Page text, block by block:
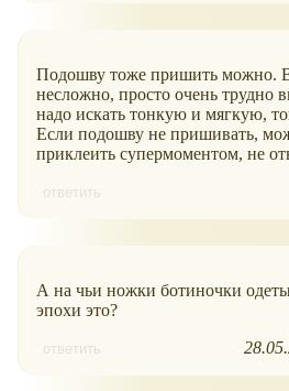
Подошву тоже пришить можно.
несложно, просто очень трудно
надо искать тонкую и мягкую,
Если подошву не пришивать,
приклеить супермоментом, не
ответить
А на чьи ножки ботиночки
эпохи это?
ответить